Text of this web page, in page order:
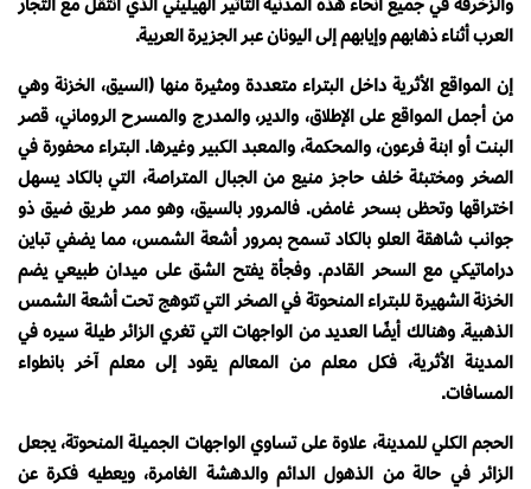
العرب أثناء ذهابهم وإيابهم إلى اليونان عبر الجزيرة العربية.
إن المواقع الأثرية داخل البتراء متعددة ومثيرة منها (السيق، الخزنة وهي
من أجمل المواقع على الإطلاق، والدير، والمدرج والمسرح الروماني، قصر
البنت أو ابنة فرعون، والمحكمة، والمعبد الكبير وغيرها. البتراء محفورة في
الصخر ومختبئة خلف حاجز منيع من الجبال المتراصة، التي بالكاد يسهل
اختراقها وتحظى بسحر غامض. فالمرور بالسيق، وهو ممر طريق ضيق ذو
جوانب شاهقة العلو بالكاد تسمح بمرور أشعة الشمس، مما يضفي تباين
دراماتيكي مع السحر القادم. وفجأة يفتح الشق على ميدان طبيعي يضم
الخزنة الشهيرة للبتراء المنحوتة في الصخر التي تتوهج تحت أشعة الشمس
الذهبية. وهنالك أيضًا العديد من الواجهات التي تغري الزائر طيلة سيره في
المدينة الأثرية، فكل معلم من المعالم يقود إلى معلم آخر بانطواء
المسافات.
الحجم الكلي للمدينة، علاوة على تساوي الواجهات الجميلة المنحوتة، يجعل
الزائر في حالة من الذهول الدائم والدهشة الغامرة، ويعطيه فكرة عن